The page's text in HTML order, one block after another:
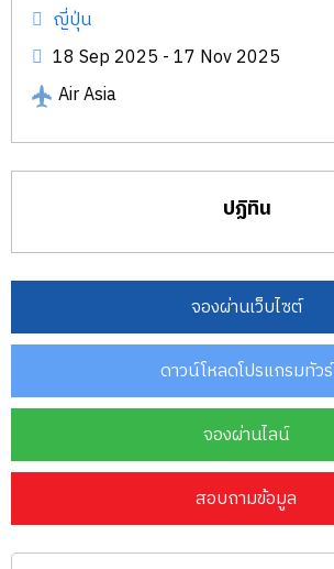
ญี่ปุ่น
18 Sep 2025 - 17 Nov 2025
Air Asia
ปฏิทิน
จองผ่านเว็บไซต์
ดาวน์โหลดโปรแกรมทัวร์
จองผ่านไลน์
สอบถามข้อมูล